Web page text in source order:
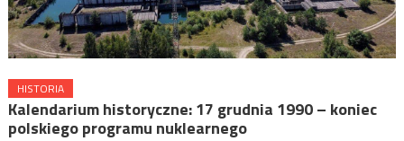
HISTORIA
Kalendarium historyczne: 17 grudnia 1990 – koniec
polskiego programu nuklearnego